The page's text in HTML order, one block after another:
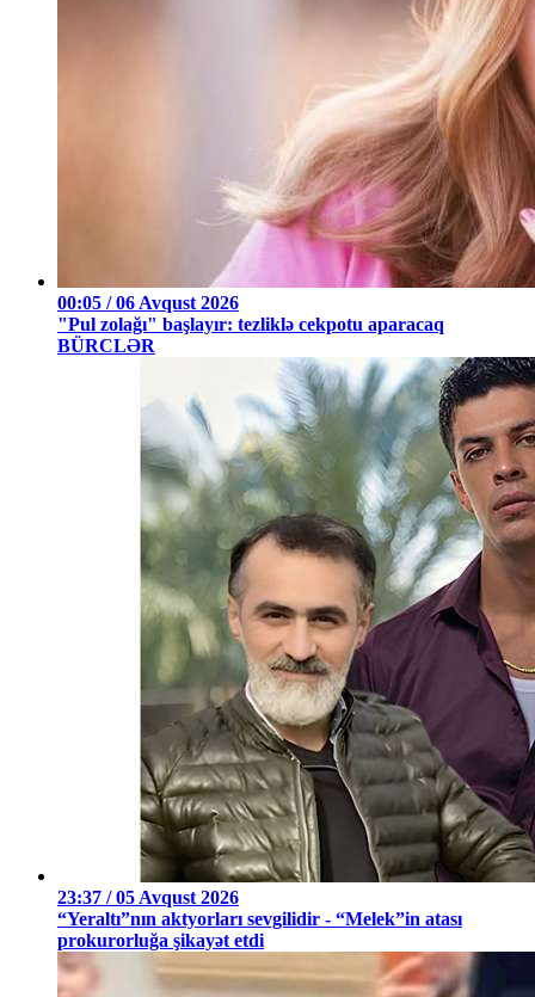
00:05 / 06 Avqust 2026
"Pul zolağı" başlayır: tezliklə cekpotu aparacaq
BÜRCLƏR
23:37 / 05 Avqust 2026
“Yeraltı”nın aktyorları sevgilidir - “Melek”in atası
prokurorluğa şikayət etdi